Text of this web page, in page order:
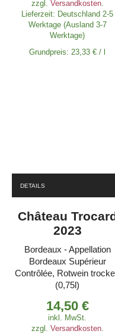
zzgl. Versandkosten.
Lieferzeit: Deutschland 2-5
Werktage (Ausland 3-7
Werktage)
Grundpreis: 23,33€ /l
DETAILS
Château
2023
Bordeaux - Appellation
Bordeaux Supérieur
Contrôlée, Rotwein
(0,75l)
14,50 €
inkl. MwSt.
zzgl. Versandkosten.